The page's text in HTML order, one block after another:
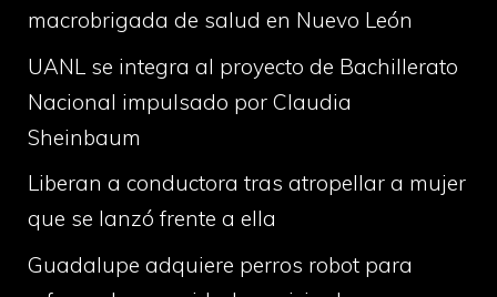
macrobrigada de salud en Nuevo León
UANL se integra al proyecto de Bachillerato
Nacional impulsado por Claudia
Sheinbaum
Liberan a conductora tras atropellar a mujer
que se lanzó frente a ella
Guadalupe adquiere perros robot para